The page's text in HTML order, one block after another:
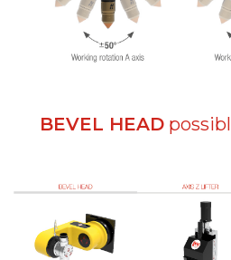
BEVEL HEAD